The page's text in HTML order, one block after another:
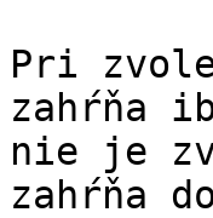
Pri
zahŕňa
nie je
zahŕňa